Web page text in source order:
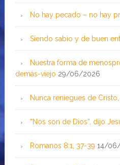
No hay pecado – no hay
Siendo sabio y de buen
Nuestra forma de
demás-viejo 29/06/2026
Nunca reniegues de
“Nos son de Dios”, dijo
Romanos 8:1, 37-39 14/